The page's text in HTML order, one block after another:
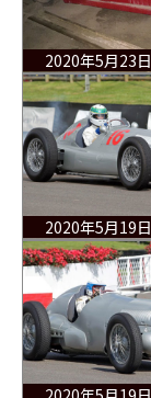
2020年5月23日
2020年5月19日